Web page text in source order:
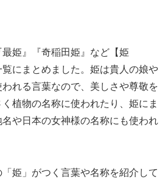
最姫』『奇稲田姫』など【姫
にまとめました。姫は貴人の娘や
れる言葉なので、美しさや尊敬を
植物の名称に使われたり、姫にま
や日本の女神様の名称にも使われ
姫」がつく言葉や名称を紹介して